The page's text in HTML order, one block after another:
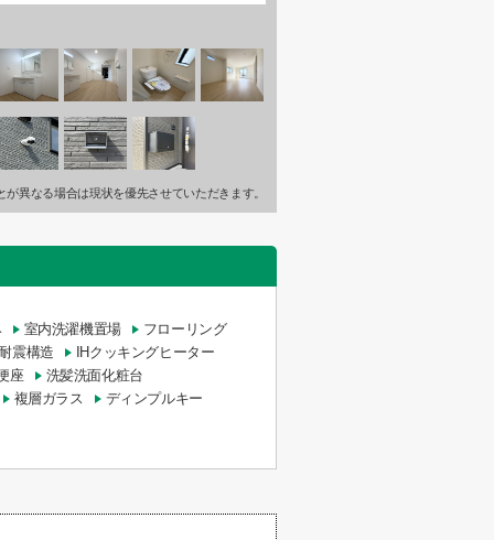
異なる場合は現状を優先させていただきます。
室内洗濯機置場
フローリング
震構造
IHクッキングヒーター
座
洗髪洗面化粧台
複層ガラス
ディンプルキー